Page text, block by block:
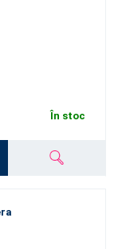
În stoc